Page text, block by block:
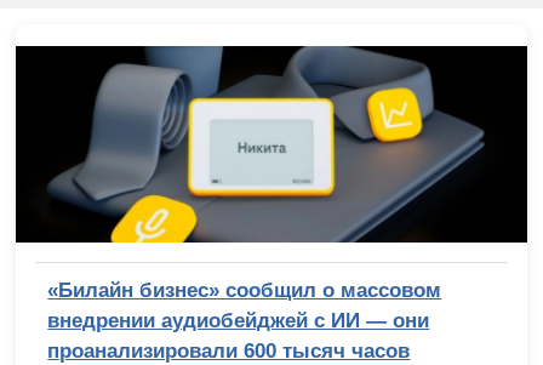
«Билайн бизнес» сообщил о массовом
внедрении аудиобейджей с ИИ — они
проанализировали 600 тысяч часов